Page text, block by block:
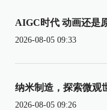
AIGC时代 动画还是
2026-08-05 09:33
纳米制造，探索微观
2026-08-05 09:26